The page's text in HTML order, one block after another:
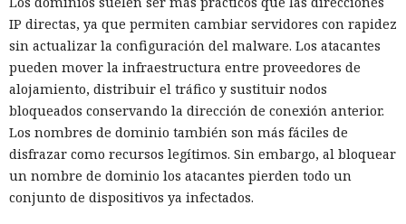
extranjero, los detalles confusos, errores en los nombres de
las calles y la voz tranquila de una persona que lee un texto
preparado de antemano.
El FBI recomienda que las organizaciones planifiquen con
antelación el procedimiento a seguir ante la llegada
inesperada de la policía, revisen fuentes abiertas para
comprobar la presencia de direcciones domiciliarias y otros
datos personales, y publiquen con más cautela fotos y
vídeos. En caso de swatting hay que mantener la calma,
IP directas, ya que permiten cambiar servidores con rapidez
sin actualizar la configuración del malware. Los atacantes
pueden mover la infraestructura entre proveedores de
alojamiento, distribuir el tráfico y sustituir nodos
bloqueados conservando la dirección de conexión anterior.
Los nombres de dominio también son más fáciles de
disfrazar como recursos legítimos. Sin embargo, al bloquear
un nombre de dominio los atacantes pierden todo un
conjunto de dispositivos ya infectados.